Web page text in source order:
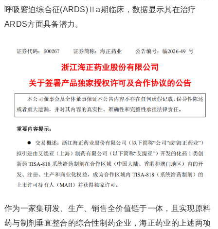
呼吸窘迫综合征(ARDS)Ⅱa期临床，数据显示其在治疗
ARDS方面具备潜力。
作为一家集研发、生产、销售全价值链于一体，且实现原料
药与制剂垂直整合的综合性制药企业，海正药业的上述两项